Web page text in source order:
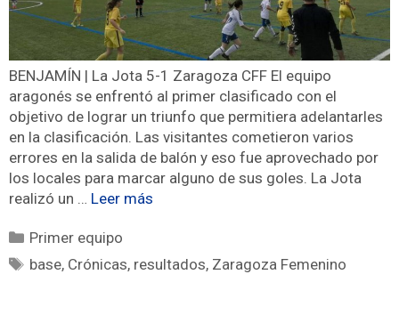
BENJAMÍN | La Jota 5-1 Zaragoza CFF El equipo
aragonés se enfrentó al primer clasificado con el
objetivo de lograr un triunfo que permitiera adelantarles
en la clasificación. Las visitantes cometieron varios
errores en la salida de balón y eso fue aprovechado por
los locales para marcar alguno de sus goles. La Jota
realizó un … Leer más
Primer equipo
base, Crónicas, resultados, Zaragoza Femenino